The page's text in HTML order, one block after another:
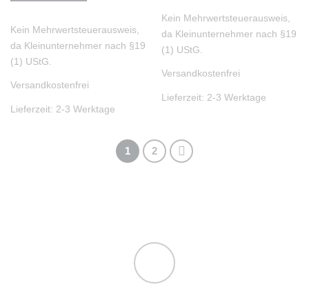
Kein Mehrwertsteuerausweis,
da Kleinunternehmer nach §19
(1) UStG.
Versandkostenfrei
Lieferzeit: 2-3 Werktage
Kein Mehrwertsteuerausweis,
da Kleinunternehmer nach §19
(1) UStG.
Versandkostenfrei
Lieferzeit: 2-3 Werktage
1 2